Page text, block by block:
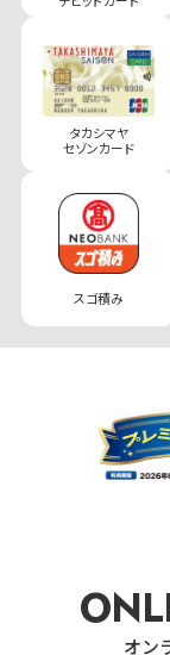
タカシマヤ
セゾンカード
スゴ積み
オン